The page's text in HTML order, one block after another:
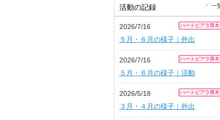
活動の記録 一
2026/7/16 ハートピアラ厚木
５月・６月の様子｜外出
2026/7/16 ハートピアラ厚木
５月・６月の様子｜活動
2026/5/18 ハートピアラ厚木
３月・４月の様子｜外出